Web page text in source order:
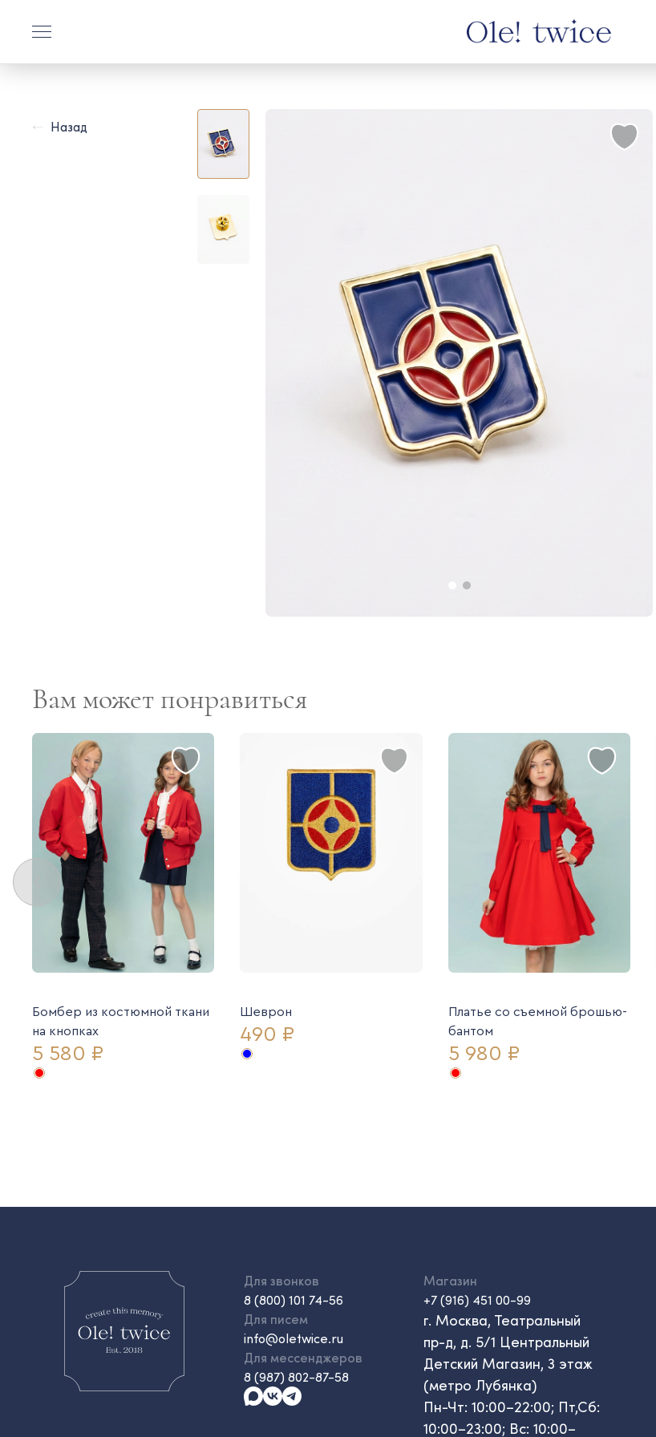
Назад
Вам может понравиться
Бомбер из костюмной ткани
на кнопках
5 580 ₽
Шеврон
490 ₽
Платье со съемной брошью-
бантом
5 980 ₽
Для звонков
8 (800) 101 74-56
Для писем
info@oletwice.ru
Для мессенджеров
8 (987) 802-87-58
Магазин
+7 (916) 451 00-99
г. Москва, Театральный
пр-д, д. 5/1 Центральный
Детский Магазин, 3 этаж
(метро Лубянка)
Пн-Чт: 10:00–22:00; Пт,Сб:
10:00–23:00; Вс: 10:00–